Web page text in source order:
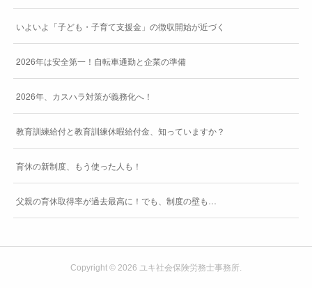
いよいよ「子ども・子育て支援金」の徴収開始が近づく
2026年は安全第一！自転車通勤と企業の準備
2026年、カスハラ対策が義務化へ！
教育訓練給付と教育訓練休暇給付金、知っていますか？
育休の新制度、もう使った人も！
父親の育休取得率が過去最高に！でも、制度の壁も…
Copyright © 2026 ユキ社会保険労務士事務所.